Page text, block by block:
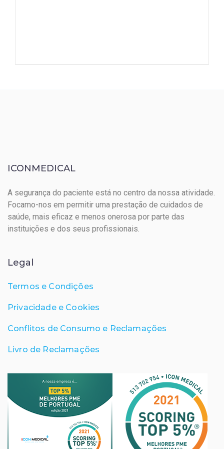
ICONMEDICAL
A segurança do paciente está no centro da nossa atividade.
Focamo-nos em permitir uma prestação de cuidados de
saúde, mais eficaz e menos onerosa por parte das
instituições e dos seus profissionais.
Legal
Termos e Condições
Privacidade e Cookies
Conflitos de Consumo e Reclamações
Livro de Reclamações